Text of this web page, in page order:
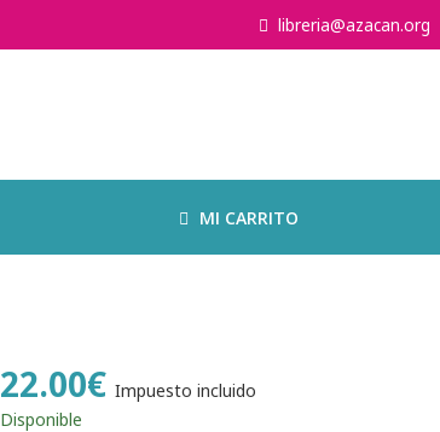
libreria@azacan.org
MI CARRITO
22.00€ Impuesto incluido
Disponible